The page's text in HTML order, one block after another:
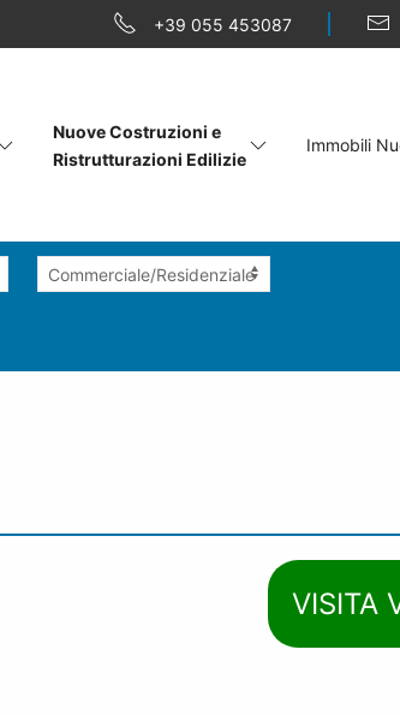
+39 055 453087
Nuove Costruzioni e
Ristrutturazioni Edilizie
Immobili
VISITA